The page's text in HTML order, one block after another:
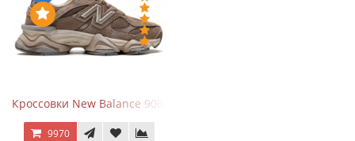
Кроссовки New Balance 9060 Mushroom
9970